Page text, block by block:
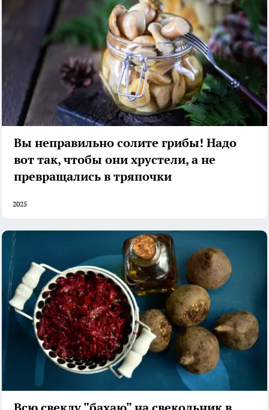
Вы неправильно солите грибы! Надо
вот так, чтобы они хрустели, а не
превращались в тряпочки
2025